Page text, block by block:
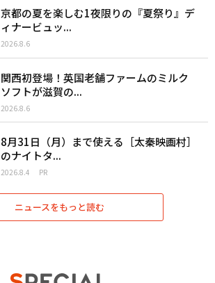
京都の夏を楽しむ1夜限りの『夏祭り』デ
ィナービュッ...
2026.8.6
関西初登場！英国老舗ファームのミルク
ソフトが滋賀の...
2026.8.6
8月31日（月）まで使える［太秦映画村］
のナイトタ...
2026.8.4 PR
ニュースをもっと読む